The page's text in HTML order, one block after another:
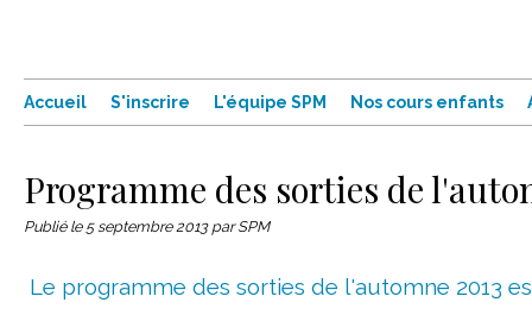
Accueil S'inscrire L'équipe SPM Nos cours enfants
Programme des sorties de
Publié le 5 septembre 2013 par SPM
Le programme des sorties de l'automne 2013